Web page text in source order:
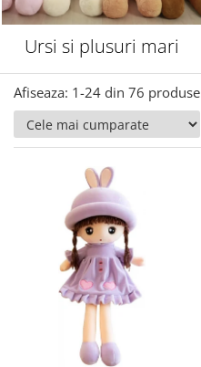
Ursi si plusuri mari
Afiseaza: 1-24 din 76 produse